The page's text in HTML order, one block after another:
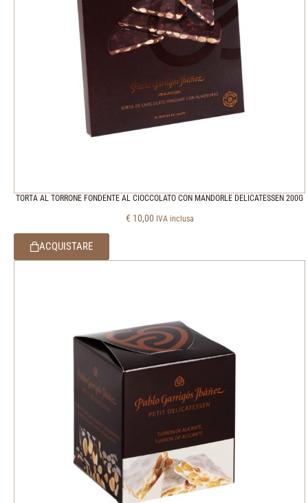
TORTA AL TORRONE FONDENTE AL CIOCCOLATO CON MANDORLE DELICATESSEN 200G
€ 10,00 IVA inclusa
ACQUISTARE